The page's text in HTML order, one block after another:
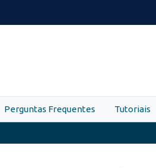
Perguntas Frequentes Tutoriais